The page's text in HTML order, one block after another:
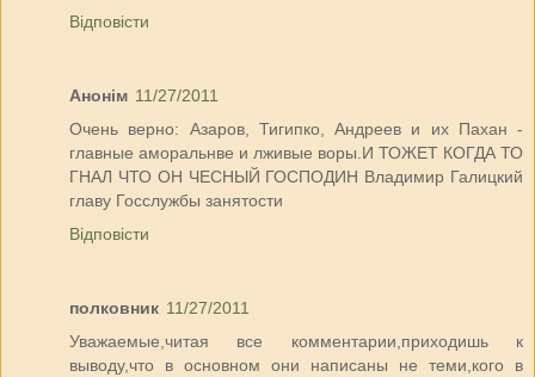
Відповісти
Анонім 11/27/2011
Очень верно: Азаров, Тигипко, Андреев и их Пахан -
главные аморальнве и лживые воры.И ТОЖЕТ КОГДА ТО
ГНАЛ ЧТО ОН ЧЕСНЫЙ ГОСПОДИН Владимир Галицкий
главу Госслужбы занятости
Відповісти
полковник 11/27/2011
Уважаемые,читая все комментарии,приходишь к
выводу,что в основном они написаны не теми,кого в